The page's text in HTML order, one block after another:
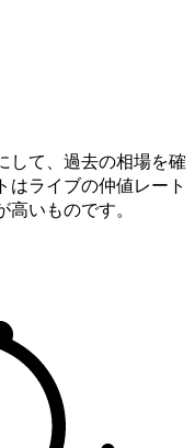
して、過去の相場を確
はライブの仲値レート
いものです。